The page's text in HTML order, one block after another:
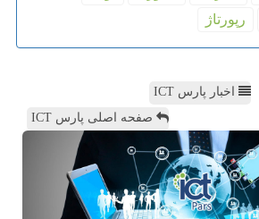
رپورتاژ
اخبار پارس ICT
صفحه اصلی پارس ICT